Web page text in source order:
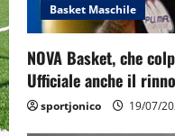
n
Basket Maschile
NOVA Basket, che
Ufficiale anche il
sportjonico 19/07/